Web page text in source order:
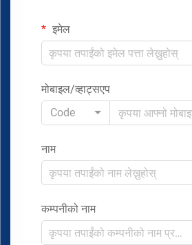
इमेल
मोबाइल/व्हाट्सएप
Code
नाम
कम्पनीको नाम